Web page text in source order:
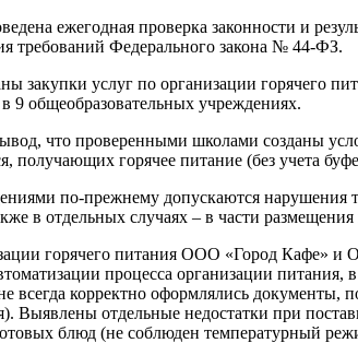
ежегодная проверка законности и
требований Федерального закона № 44-ФЗ.
закупки услуг по организации горячего
9 общеобразовательных учреждениях.
что проверенными школами созданы
получающих горячее питание (без учета
по-прежнему допускаются
в отдельных случаях – в части
горячего питания ООО «Город Кафе»
процесса организации
корректно оформлялись документы,
Выявлены отдельные недостатки при
блюд (не соблюден температурный